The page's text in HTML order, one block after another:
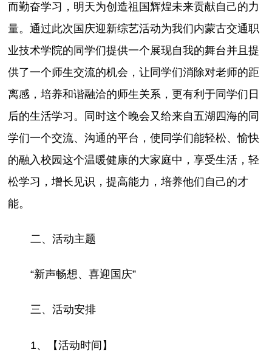
而勤奋学习，明天为创造祖国辉煌未来贡献自己的力
量。通过此次国庆迎新综艺活动为我们内蒙古交通职
业技术学院的同学们提供一个展现自我的舞台并且提
供了一个师生交流的机会，让同学们消除对老师的距
离感，培养和谐融洽的师生关系，更有利于同学们日
后的生活学习。同时这个晚会又给来自五湖四海的同
学们一个交流、沟通的平台，使同学们能轻松、愉快
的融入校园这个温暖健康的大家庭中，享受生活，轻
松学习，增长见识，提高能力，培养他们自己的才
能。
二、活动主题
“新声畅想、喜迎国庆”
三、活动安排
1、【活动时间】